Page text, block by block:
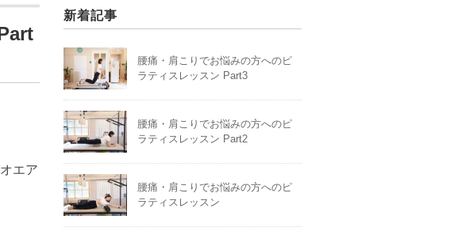
エア
新着記事
腰痛・肩こりでお悩みの方へのピ
ラティスレッスン Part3
腰痛・肩こりでお悩みの方へのピ
ラティスレッスン Part2
腰痛・肩こりでお悩みの方へのピ
ラティスレッスン